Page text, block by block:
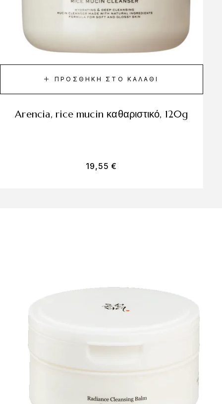
ΠΡΟΣΘΉΚΗ ΣΤΟ ΚΑΛΆΘΙ
arencia, rice mucin καθαριστικό, 120g
19,55€